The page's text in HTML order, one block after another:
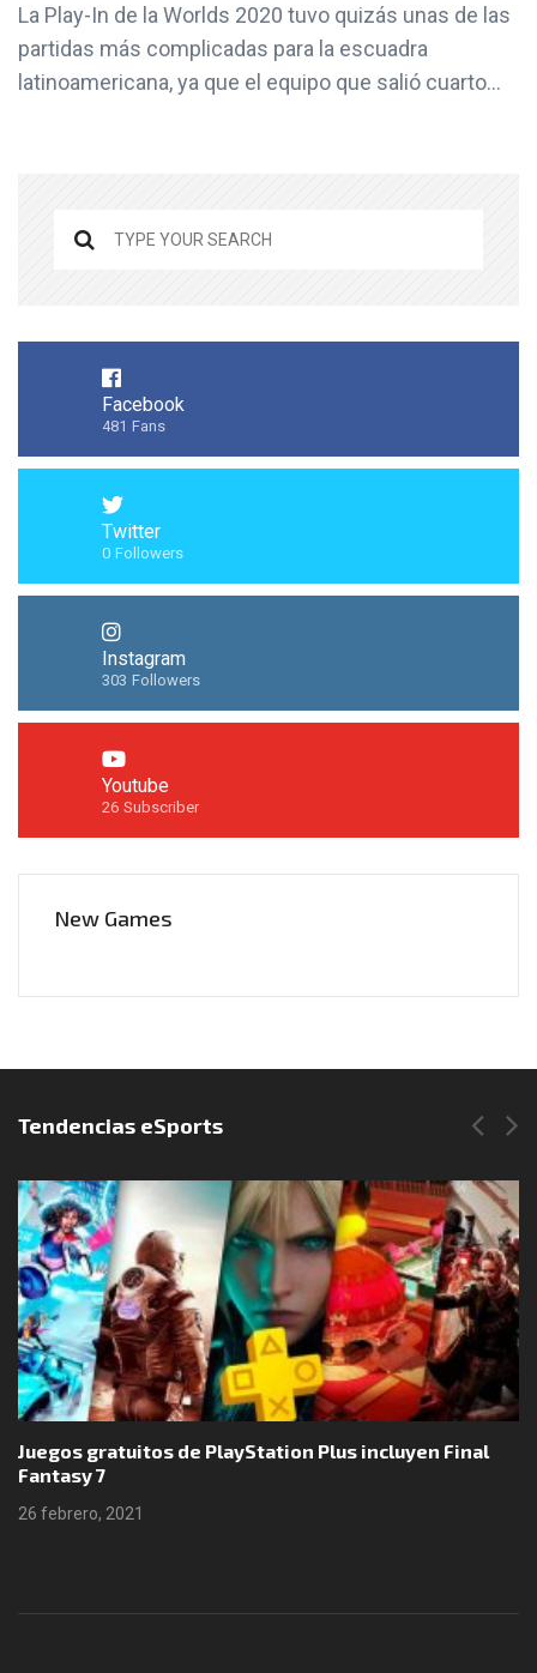
La Play-In de la Worlds 2020 tuvo quizás unas de las
partidas más complicadas para la escuadra
latinoamericana, ya que el equipo que salió cuarto...
Facebook
481 Fans
Twitter
0 Followers
Instagram
303 Followers
Youtube
26 Subscriber
New Games
Síguenos en Instagram
Tendencias eSports
Juegos gratuitos de PlayStation Plus incluyen Final
Fantasy 7
26 febrero, 2021